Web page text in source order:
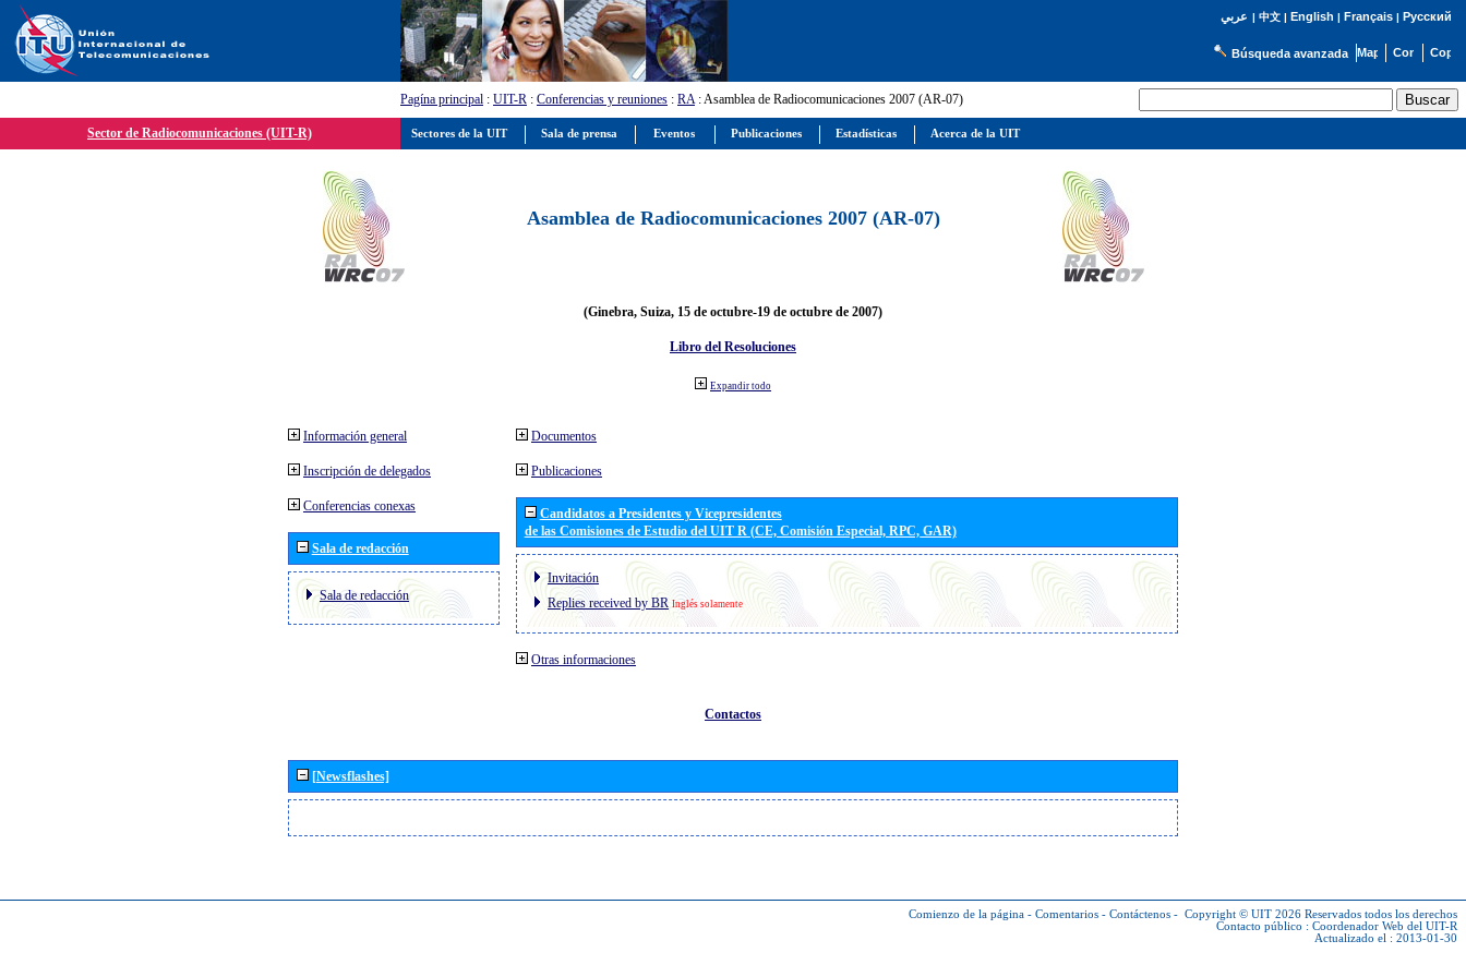
عربي | 中文| English | Français| Русский
Búsqueda avanzada
Pagína principal : UIT-R : Conferencias y reuniones : RA: Asamblea de Radiocomunicaciones 2007 (AR-07)
Sector de Radiocomunicaciones (UIT-R)
Asamblea de Radiocomunicaciones 2007 (AR-07)
(Ginebra, Suiza, 15 de octubre-19 de octubre de 2007)
Libro del Resoluciones
Expandir todo
Información general
Inscripción de delegados
Conferencias conexas
Sala de redacción
Sala de redacción
Documentos
Publicaciones
Candidatos a Presidentes y Vicepresidentes
de las Comisiones de Estudio del UIT R (CE, Comisión Especial, RPC, GAR)
Invitación
Replies received by BR Inglés solamente
Otras informaciones
Contactos
[Newsflashes]
Comienzo de la página - Comentarios - Contáctenos - Copyright © UIT 2026 Reservados todos los derechos
Contacto público : Coordenador Web del UIT-R
Actualizado el : 2013-01-30
Sectores de la UIT Sala de prensa Eventos Publicaciones Estadísticas Acerca de la UIT